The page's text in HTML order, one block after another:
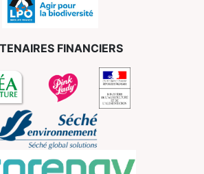
FINANCIERS